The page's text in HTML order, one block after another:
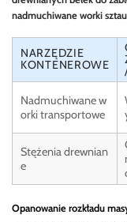
nadmuchiwane worki
NARZĘDZIE
KONTENEROWE
Nadmuchiwane w
orki transportowe
Stężenia drewnian
e
Opanowanie rozkładu